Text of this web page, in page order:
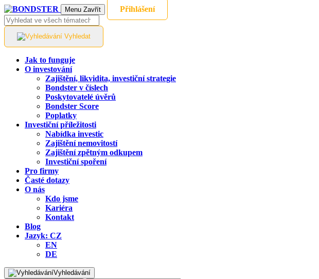
Menu Zavřít Přihlášení
Vyhledat
Jak to funguje
O investování
Zajištění, likvidita, investiční strategie
Bondster v číslech
Poskytovatelé úvěrů
Bondster Score
Poplatky
Investiční příležitosti
Nabídka investic
Zajištění nemovitostí
Zajištění zpětným odkupem
Investiční spoření
Pro firmy
Časté dotazy
O nás
Kdo jsme
Kariéra
Kontakt
Blog
Jazyk: CZ
EN
DE
Vyhledávání